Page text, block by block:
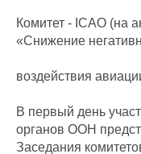
Комитет - ICAO (на
«Снижение
воздействия
В первый день
органов ООН
Заседания